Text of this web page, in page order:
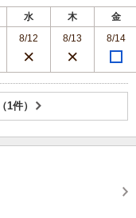
水 木
金
8/12 8/13 8/14
件）